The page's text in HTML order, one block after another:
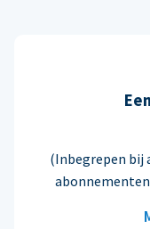
(Inbegrepen bij